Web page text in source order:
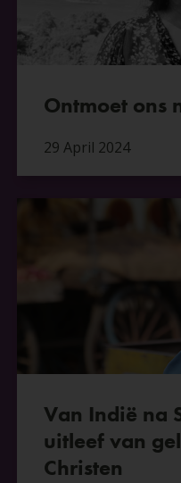
Ontmoet ons
29 April 2024
Van Indië na
uitleef van
Christen